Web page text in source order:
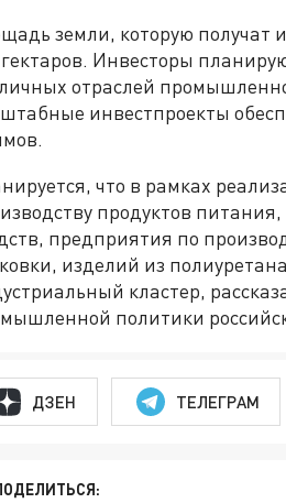
земли, которую получат
гектаров. Инвесторы
отраслей
инвестпроекты
что в рамках
продуктов
предприятия по
изделий из
кластер,
политики
ДЗЕН ТЕЛЕГРАМ